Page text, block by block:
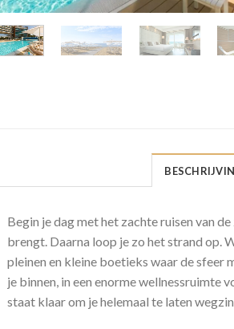
Begin je dag met het zachte ruisen van
brengt. Daarna loop je zo het strand op.
pleinen en kleine boetieks waar de
je binnen, in een enorme wellnessruimte
staat klaar om je helemaal te laten